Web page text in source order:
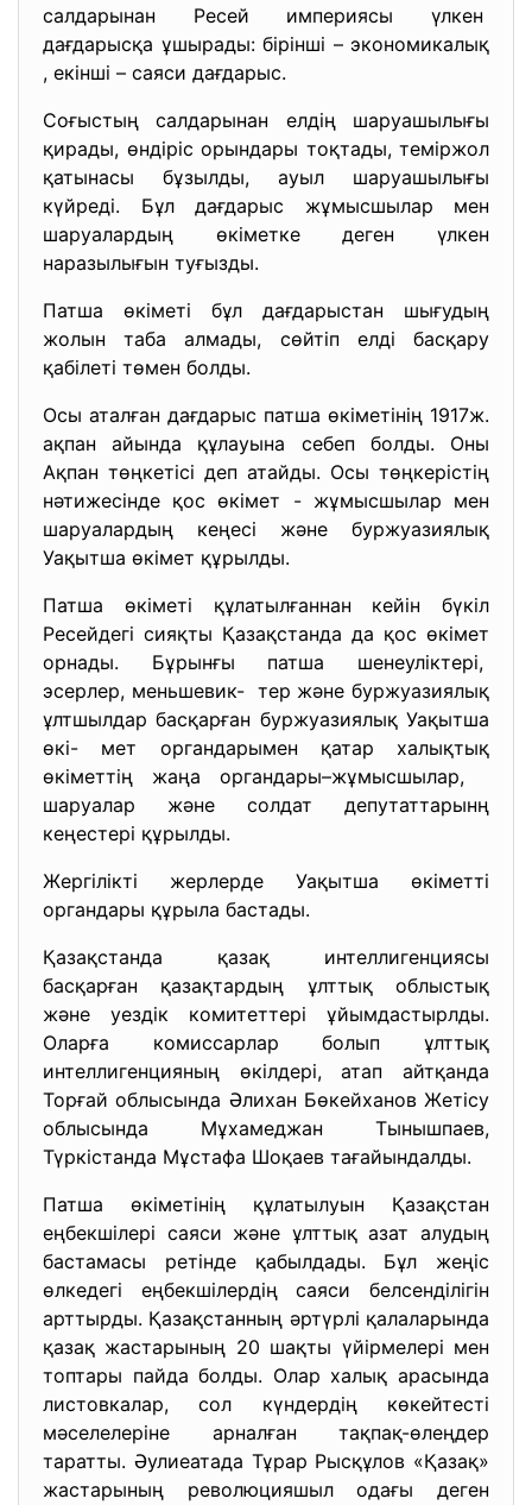
салдарынан Ресей империясы үлкен
дағдарысқа ұшырады: бірінші – экономикалық
, екінші – саяси дағдарыс.
Соғыстың салдарынан елдің шаруашылығы
қирады, өндіріс орындары тоқтады, теміржол
қатынасы бұзылды, ауыл шаруашылығы
күйреді. Бұл дағдарыс жұмысшылар мен
шаруалардың өкіметке деген үлкен
наразылығын туғызды.
Патша өкіметі бұл дағдарыстан шығудың
жолын таба алмады, сөйтіп елді басқару
қабілеті төмен болды.
Осы аталған дағдарыс патша өкіметінің 1917ж.
ақпан айында құлауына себеп болды. Оны
Ақпан төңкетісі деп атайды. Осы төңкерістің
нәтижесінде қос өкімет - жұмысшылар мен
шаруалардың кеңесі және буржуазиялық
Уақытша өкімет құрылды.
Патша өкіметі құлатылғаннан кейін бүкіл
Ресейдегі сияқты Қазақстанда да қос өкімет
орнады. Бұрынғы патша шенеуліктері,
эсерлер, меньшевик- тер және буржуазиялық
ұлтшылдар басқарған буржуазиялық Уақытша
өкі- мет органдарымен қатар халықтық
өкіметтің жаңа органдары–жұмысшылар,
шаруалар және солдат депутаттарынң
кеңестері құрылды.
Жергілікті жерлерде Уақытша өкіметті
органдары құрыла бастады.
Қазақстанда қазақ интеллигенциясы
басқарған қазақтардың ұлттық облыстық
және уездік комитеттері ұйымдастырлды.
Оларға комиссарлар болып ұлттық
интеллигенцияның өкілдері, атап айтқанда
Торғай облысында Әлихан Бөкейханов Жетісу
облысында Мұхамеджан Тынышпаев,
Түркістанда Мұстафа Шоқаев тағайындалды.
Патша өкіметінің құлатылуын Қазақстан
еңбекшілері саяси және ұлттық азат алудың
бастамасы ретінде қабылдады. Бұл жеңіс
өлкедегі еңбекшілердің саяси белсенділігін
арттырды. Қазақстанның әртүрлі қалаларында
қазақ жастарының 20 шақты үйірмелері мен
топтары пайда болды. Олар халық арасында
листовкалар, сол күндердің көкейтесті
мәселелеріне арналған тақпақ-өлеңдер
таратты. Әулиеатада Тұрар Рысқұлов «Қазақ»
жастарының революцияшыл одағы деген